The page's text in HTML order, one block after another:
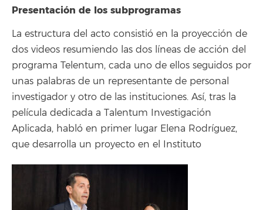
Presentación de los subprogramas
La estructura del acto consistió en la proyección de
dos videos resumiendo las dos líneas de acción del
programa Telentum, cada uno de ellos seguidos por
unas palabras de un representante de personal
investigador y otro de las instituciones. Así, tras la
película dedicada a Talentum Investigación
Aplicada, habló en primer lugar Elena Rodríguez,
que desarrolla un proyecto en el Instituto